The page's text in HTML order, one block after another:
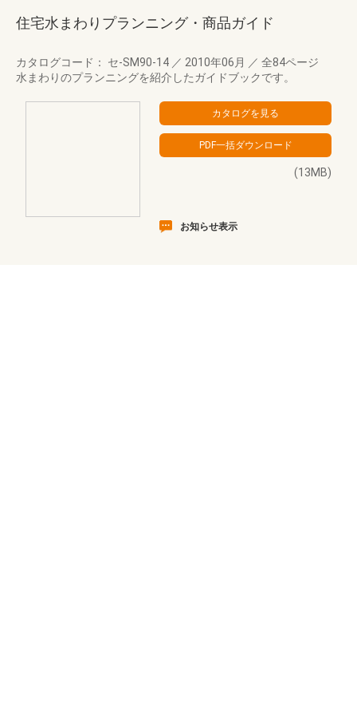
住宅水まわりプランニング・商品ガイド
カタログコード： セ-SM90-14 ／ 2010年06月 ／ 全84ページ
水まわりのプランニングを紹介したガイドブックです。
(13MB)
お知らせ表示